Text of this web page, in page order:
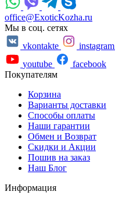
office@ExoticKozha.ru
Мы в соц. сетях
vkontakte
instagram
youtube
facebook
Покупателям
Корзина
Варианты доставки
Способы оплаты
Наши гарантии
Обмен и Возврат
Скидки и Акции
Пошив на заказ
Наш Блог
Информация